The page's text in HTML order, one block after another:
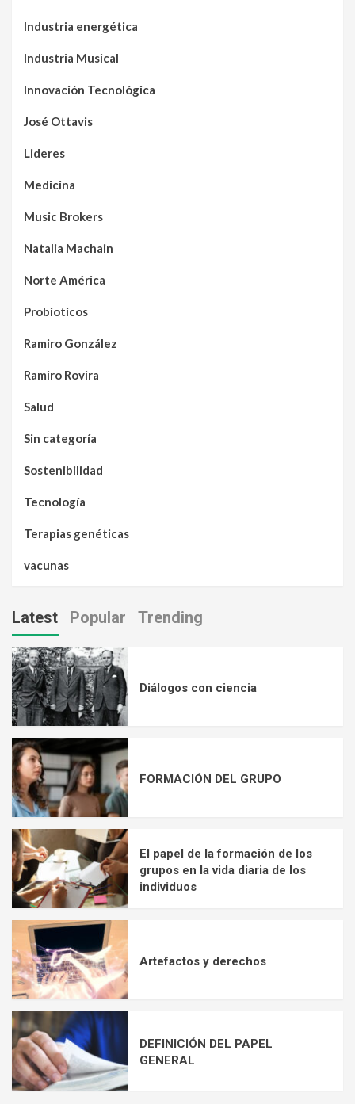
Industria energética
Industria Musical
Innovación Tecnológica
José Ottavis
Lideres
Medicina
Music Brokers
Natalia Machain
Norte América
Probioticos
Ramiro González
Ramiro Rovira
Salud
Sin categoría
Sostenibilidad
Tecnología
Terapias genéticas
vacunas
Latest Popular Trending
Diálogos con ciencia
FORMACIÓN DEL GRUPO
El papel de la formación de los
grupos en la vida diaria de los
individuos
Artefactos y derechos
DEFINICIÓN DEL PAPEL
GENERAL